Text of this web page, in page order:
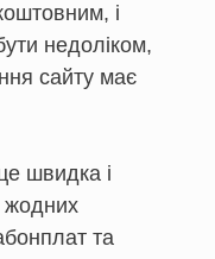
і
недоліком,
сайту має
швидка і
жодних
та